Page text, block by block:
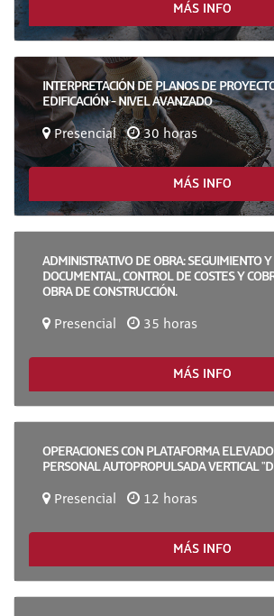
MÁS INFO
INTERPRETACIÓN DE PLANOS DE
EDIFICACIÓN - NIVEL AVANZADO
Presencial 30 horas
MÁS INFO
ADMINISTRATIVO DE OBRA: SEGUIMIENTO
DOCUMENTAL, CONTROL DE COSTES Y
OBRA DE CONSTRUCCIÓN.
Presencial 35 horas
MÁS INFO
OPERACIONES CON PLATAFORMA
PERSONAL AUTOPROPULSADA VERTICAL
Presencial 12 horas
MÁS INFO